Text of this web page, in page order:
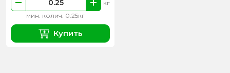
мин. колич. 0.25кг
кг
Купить